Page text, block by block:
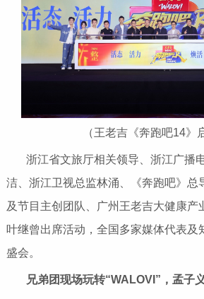
（王老吉《奔跑吧14》
浙江省文旅厅相关领导、浙江广播
洁、浙江卫视总监林涌、《奔跑吧》总
及节目主创团队、广州王老吉大健康产
叶继曾出席活动，全国多家媒体代表及
盛会。
兄弟团现场玩转“WALOVI ”，孟子